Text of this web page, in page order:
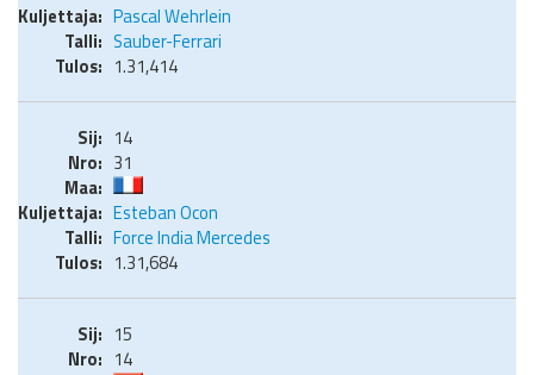
Pascal Wehrlein
Sauber-Ferrari
1.31,414
14
31
Esteban Ocon
Force India Mercedes
1.31,684
15
14